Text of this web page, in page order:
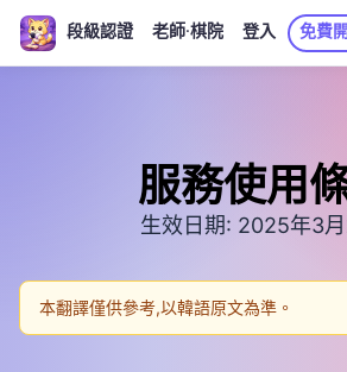
段級認證 老師·棋院 登入 免費
服務使用
生效日期: 2025年3
本翻譯僅供參考,以韓語原文為準。